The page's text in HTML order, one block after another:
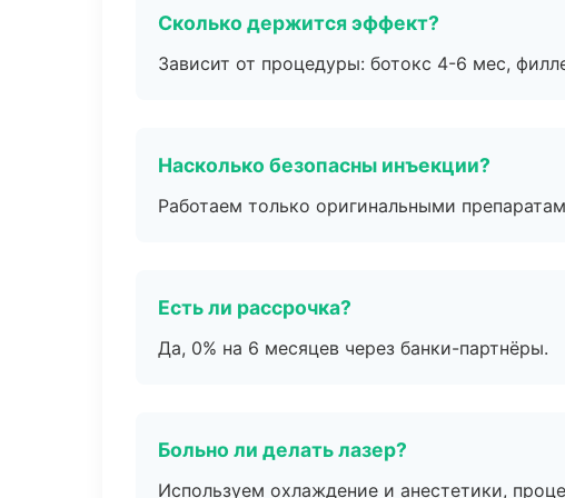
Сколько держится эффект?
Зависит от процедуры: ботокс 4-6 мес,
Насколько безопасны инъекции?
Работаем только оригинальными
Есть ли рассрочка?
Да, 0% на 6 месяцев через банки-партнёры.
Больно ли делать лазер?
Используем охлаждение и анестетики,